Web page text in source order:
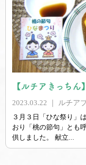
【ルチアきっち
2023.03.22 ｜ ルチア
３月３日「ひな祭り」
おり「桃の節句」とも
供しました。 献立...